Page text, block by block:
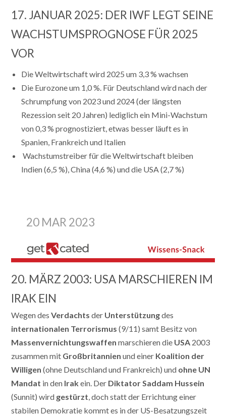
17. JANUAR 2025: DER IWF LEGT SEINE
WACHSTUMSPROGNOSE FÜR 2025
VOR
Die Weltwirtschaft wird 2025 um 3,3 % wachsen
Die Eurozone um 1,0 %. Für Deutschland wird nach der
Schrumpfung von 2023 und 2024 (der längsten
Rezession seit 20 Jahren) lediglich ein Mini-Wachstum
von 0,3 % prognostiziert, etwas besser läuft es in
Spanien, Frankreich und Italien
Wachstumstreiber für die Weltwirtschaft bleiben
Indien (6,5 %), China (4,6 %) und die USA (2,7 %)
20 MAR 2023
20. MÄRZ 2003: USA MARSCHIEREN IM
IRAK EIN
Wegen desVerdachts der Unterstützungdes
internationalen Terrorismus (9/11) samt Besitz von
Massenvernichtungswaffen marschieren die USA 2003
zusammen mit Großbritannien und einer Koalition der
Willigen (ohne Deutschland und Frankreich) und ohne UN
Mandat in den Irakein. Der Diktator Saddam Hussein
(Sunnit) wird gestürzt, doch statt der Errichtung einer
stabilen Demokratie kommt es in der US-Besatzungszeit